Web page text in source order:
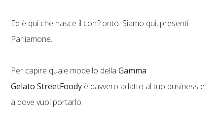
Ed è qui che nasce il confronto. Siamo qui, presenti.
Parliamone.
Per capire quale modello dellaGamma
Gelato StreetFoody è davvero adatto al tuo business e
a dove vuoi portarlo.